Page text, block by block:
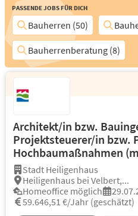
Passende Jobs für Dich
Bauherren (50)
Bauherrenberatung (8)
Architekt/in bzw.
Projektsteuerer/in bzw.
Hochbaumaßnahmen
Stadt Heiligenhaus
Heiligenhaus bei Velbert,...
Homeoffice möglich
59.646,51 €/Jahr (geschätzt)